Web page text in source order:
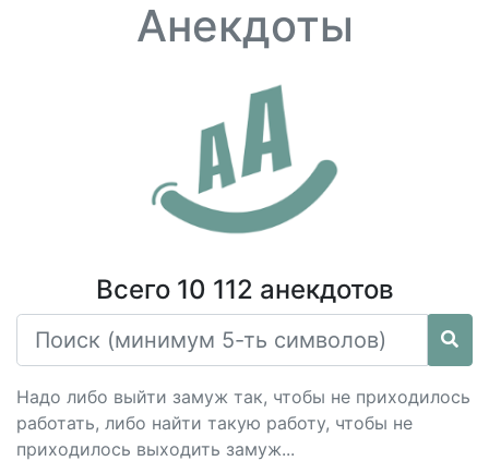
Анекдоты
Всего 10 112 анекдотов
Надо либо выйти замуж так, чтобы не приходилось
работать, либо найти такую работу, чтобы не
приходилось выходить замуж...